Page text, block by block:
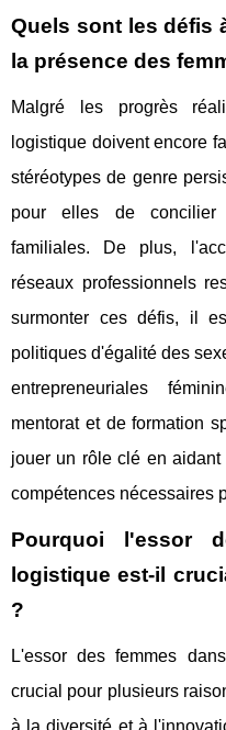
Quels sont les défis
la présence des
Malgré les progrès
logistique doivent encore
stéréotypes de genre
pour elles de concilier
familiales. De plus,
réseaux professionnels
surmonter ces défis, il
politiques d'égalité des
entrepreneuriales
mentorat et de formation
jouer un rôle clé en
compétences nécessaires
Pourquoi l'essor
logistique est-il
?
L'essor des femmes
crucial pour plusieurs
à la diversité et à